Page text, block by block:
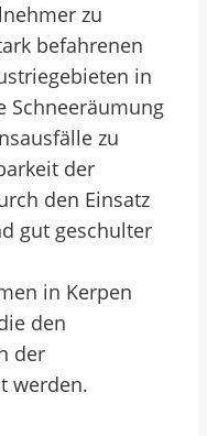
zu
befahrenen
in
Schneeräumung
zu
der
den Einsatz
gut geschulter
in Kerpen
den
der
werden.